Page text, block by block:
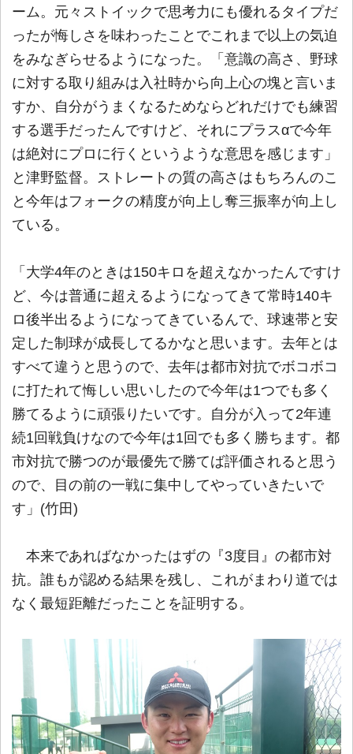
ーム。元々ストイックで思考力にも優れるタイプだ
ったが悔しさを味わったことでこれまで以上の気迫
をみなぎらせるようになった。「意識の高さ、野球
に対する取り組みは入社時から向上心の塊と言いま
すか、自分がうまくなるためならどれだけでも練習
する選手だったんですけど、それにプラスαで今年
は絶対にプロに行くというような意思を感じます」
と津野監督。ストレートの質の高さはもちろんのこ
と今年はフォークの精度が向上し奪三振率が向上し
ている。
「大学4年のときは150キロを超えなかったんですけ
ど、今は普通に超えるようになってきて常時140キ
ロ後半出るようになってきているんで、球速帯と安
定した制球が成長してるかなと思います。去年とは
すべて違うと思うので、去年は都市対抗でボコボコ
に打たれて悔しい思いしたので今年は1つでも多く
勝てるように頑張りたいです。自分が入って2年連
続1回戦負けなので今年は1回でも多く勝ちます。都
市対抗で勝つのが最優先で勝てば評価されると思う
ので、目の前の一戦に集中してやっていきたいで
す」(竹田)
本来であればなかったはずの『3度目』の都市対
抗。誰もが認める結果を残し、これがまわり道では
なく最短距離だったことを証明する。